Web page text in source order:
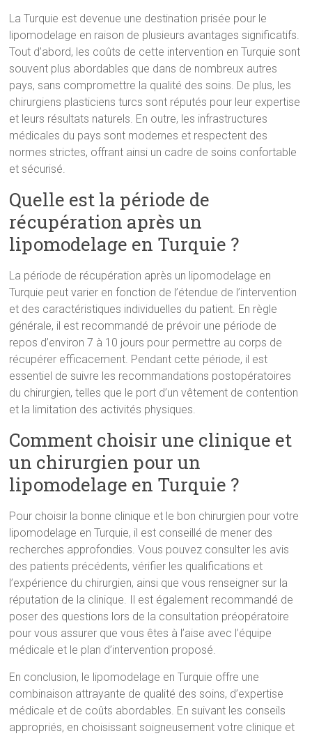
La Turquie est devenue une destination prisée pour le
lipomodelage en raison de plusieurs avantages significatifs.
Tout d’abord, les coûts de cette intervention en Turquie sont
souvent plus abordables que dans de nombreux autres
pays, sans compromettre la qualité des soins. De plus, les
chirurgiens plasticiens turcs sont réputés pour leur expertise
et leurs résultats naturels. En outre, les infrastructures
médicales du pays sont modernes et respectent des
normes strictes, offrant ainsi un cadre de soins confortable
et sécurisé.
Quelle est la période de
récupération après un
lipomodelage en Turquie ?
La période de récupération après un lipomodelage en
Turquie peut varier en fonction de l’étendue de l’intervention
et des caractéristiques individuelles du patient. En règle
générale, il est recommandé de prévoir une période de
repos d’environ 7 à 10 jours pour permettre au corps de
récupérer efficacement. Pendant cette période, il est
essentiel de suivre les recommandations postopératoires
du chirurgien, telles que le port d’un vêtement de contention
et la limitation des activités physiques.
Comment choisir une clinique et
un chirurgien pour un
lipomodelage en Turquie ?
Pour choisir la bonne clinique et le bon chirurgien pour votre
lipomodelage en Turquie, il est conseillé de mener des
recherches approfondies. Vous pouvez consulter les avis
des patients précédents, vérifier les qualifications et
l’expérience du chirurgien, ainsi que vous renseigner sur la
réputation de la clinique. Il est également recommandé de
poser des questions lors de la consultation préopératoire
pour vous assurer que vous êtes à l’aise avec l’équipe
médicale et le plan d’intervention proposé.
En conclusion, le lipomodelage en Turquie offre une
combinaison attrayante de qualité des soins, d’expertise
médicale et de coûts abordables. En suivant les conseils
appropriés, en choisissant soigneusement votre clinique et